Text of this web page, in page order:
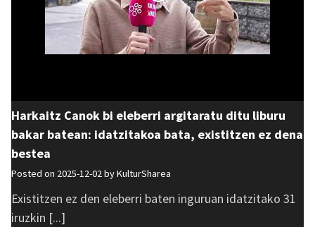
Harkaitz Canok bi eleberri argitaratu ditu liburu
bakar batean: idatzitakoa bata, existitzen ez dena
bestea
Posted on 2025-12-02 byKulturSharea
Existitzen ez den eleberri baten inguruan idatzitako 31
iruzkin [...]